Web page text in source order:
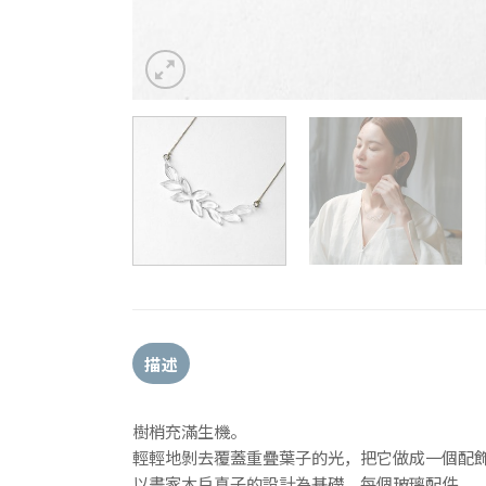
描述
樹梢充滿生機。
輕輕地剝去覆蓋重疊葉子的光，把它做成一個配